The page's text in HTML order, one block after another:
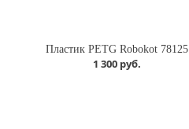
Пластик PETG Robokot 78125
1 300 руб.